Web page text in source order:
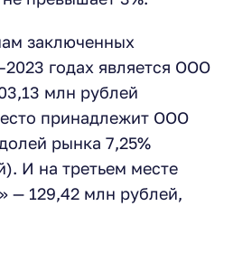
заключенных
годах является ООО
млн рублей
принадлежит ООО
рынка 7,25%
И на третьем месте
— 129,42 млн рублей,